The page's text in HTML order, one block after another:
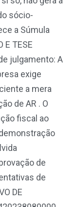
sócio-
a Súmula
E TESE
julgamento: A
exige
a mera
de AR . O
fiscal ao
de
de
DE